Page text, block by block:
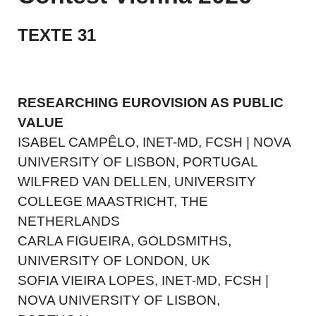
More Public Value
Media quality
News in Simple Language
TEXTE 31
RESEARCHING EUROVISION AS PUBLIC
VALUE
ISABEL CAMPÊLO, INET-MD, FCSH | NOVA
UNIVERSITY OF LISBON, PORTUGAL
WILFRED VAN DELLEN, UNIVERSITY
COLLEGE MAASTRICHT, THE
NETHERLANDS
CARLA FIGUEIRA, GOLDSMITHS,
UNIVERSITY OF LONDON, UK
SOFIA VIEIRA LOPES, INET-MD, FCSH |
NOVA UNIVERSITY OF LISBON,